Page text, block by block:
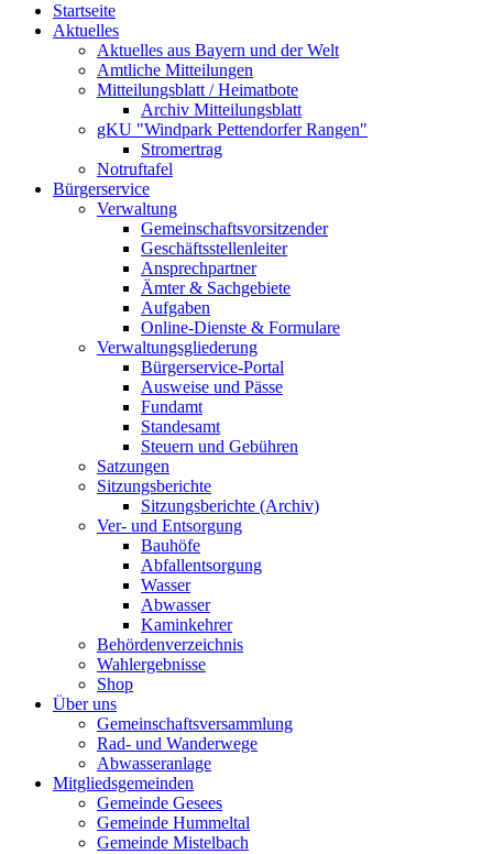
Startseite
Aktuelles
Aktuelles aus Bayern und der Welt
Amtliche Mitteilungen
Mitteilungsblatt / Heimatbote
Archiv Mitteilungsblatt
gKU "Windpark Pettendorfer Rangen"
Stromertrag
Notruftafel
Bürgerservice
Verwaltung
Gemeinschaftsvorsitzender
Geschäftsstellenleiter
Ansprechpartner
Ämter & Sachgebiete
Aufgaben
Online-Dienste & Formulare
Verwaltungsgliederung
Bürgerservice-Portal
Ausweise und Pässe
Fundamt
Standesamt
Steuern und Gebühren
Satzungen
Sitzungsberichte
Sitzungsberichte (Archiv)
Ver- und Entsorgung
Bauhöfe
Abfallentsorgung
Wasser
Abwasser
Kaminkehrer
Behördenverzeichnis
Wahlergebnisse
Shop
Über uns
Gemeinschaftsversammlung
Rad- und Wanderwege
Abwasseranlage
Mitgliedsgemeinden
Gemeinde Gesees
Gemeinde Hummeltal
Gemeinde Mistelbach